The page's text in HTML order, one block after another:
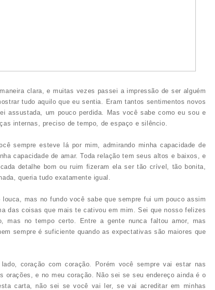
clara, e muitas vezes passei a impressão de ser alguém
tudo aquilo que eu sentia. Eram tantos sentimentos novos
assustada, um pouco perdida. Mas você sabe como eu sou e
internas, preciso de tempo, de espaço e silêncio.
sempre esteve lá por mim, admirando minha capacidade de
capacidade de amar. Toda relação tem seus altos e baixos, e
detalhe bom ou ruim fizeram ela ser tão crível, tão bonita,
queria tudo exatamente igual.
mas no fundo você sabe que sempre fui um pouco assim
das coisas que mais te cativou em mim. Sei que nosso felizes
mas no tempo certo. Entre a gente nunca faltou amor, mas
sempre é suficiente quando as expectativas são maiores que
coração com coração. Porém você sempre vai estar nas
orações, e no meu coração. Não sei se seu endereço ainda é o
carta, não sei se você vai ler, se vai acreditar em minhas